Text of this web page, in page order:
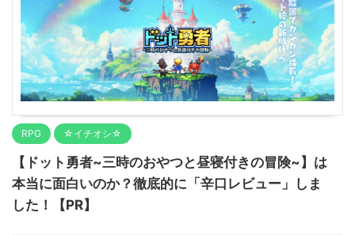
RPG ☆イチオシ☆
【ドット勇者~三時のおやつと昼寝付きの冒険~】は
本当に面白いのか？徹底的に「辛口レビュー」しま
した！【PR】